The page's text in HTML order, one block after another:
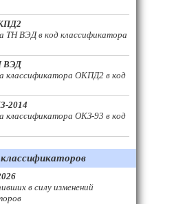
ТН ВЭД в код классификатора
ВЭД
классификатора ОКПД2 в код
2014
классификатора ОКЗ-93 в код
в силу изменений